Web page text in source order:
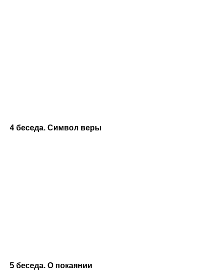
4 беседа. Символ веры
5 беседа. О покаянии